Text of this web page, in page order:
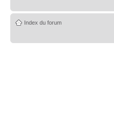
Index du forum